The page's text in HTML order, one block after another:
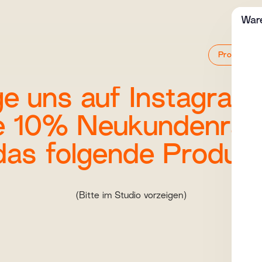
Produkte
uns auf
10%
folgende
(Bitte im Studio vorzeigen)